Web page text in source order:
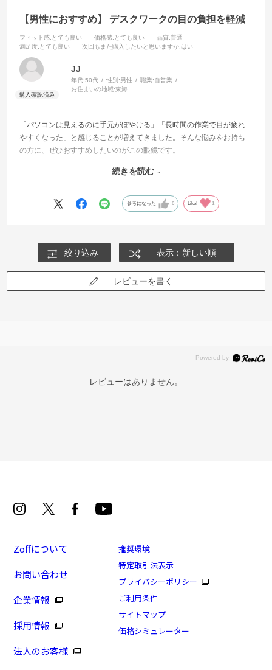
[セール価格]SMART REGULAR 24SS
商品番号：ZJ241014-64A1/フレームカラー：グリーン
(オリーブ)/単価：￥6,660
【男性におすすめ】 デスクワークの目の負担を軽減
フィット感:とても良い 価格感:とても良い 品質:普通
満足度:とても良い 次回もまた購入したいと思いますか:はい
JJ
年代:50代 性別:男性 職業:自営業
お住まいの地域:東海
「パソコンは見えるのに手元がぼやける」「長時間の作業で目が疲れ
やすくなった」と感じることが増えてきました。そんな悩みをお持ち
の方に、ぜひおすすめしたいのがこの眼鏡です。
このモデルは非常に軽く、長時間かけていても負担になりにくいのが
れたことで、使い勝手が大きく向上しました。
ため、視線の切り替えがとても楽になりました。以前のようなピント
無理に遠近両用で対応しようとすると、かえって疲れてしまうことも
「もう少し楽に仕事ができたら」と感じている同世代の方には、ぜひ
続きを読む
参考になった 0 Like! 1
絞り込み 表示：新しい順
レビューを書く
レビューはありません。
Zoffについて
お問い合わせ
企業情報
採用情報
法人のお客様
推奨環境
特定取引法表示
プライバシーポリシー
ご利用条件
サイトマップ
価格シミュレーター